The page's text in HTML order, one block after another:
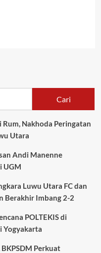
Cari
Rum, Nakhoda Peringatan
Utara
Andi Manenne
UGM
Luwu Utara FC dan
Berakhir Imbang 2-2
POLTEKIS di
Yogyakarta
Perkuat